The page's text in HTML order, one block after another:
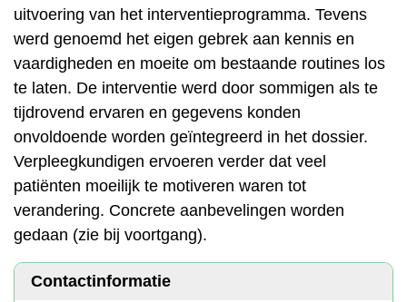
uitvoering van het interventieprogramma. Tevens
werd genoemd het eigen gebrek aan kennis en
vaardigheden en moeite om bestaande routines los
te laten. De interventie werd door sommigen als te
tijdrovend ervaren en gegevens konden
onvoldoende worden geïntegreerd in het dossier.
Verpleegkundigen ervoeren verder dat veel
patiënten moeilijk te motiveren waren tot
verandering. Concrete aanbevelingen worden
gedaan (zie bij voortgang).
Contactinformatie